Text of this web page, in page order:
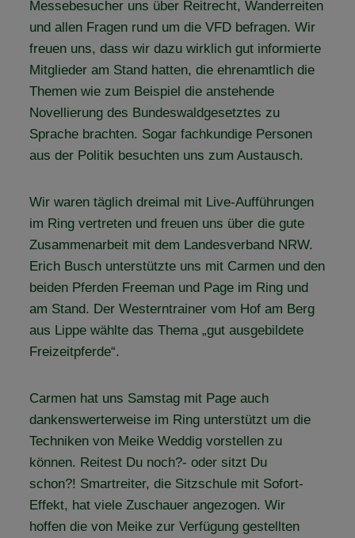
Messebesucher uns über Reitrecht, Wanderreiten
und allen Fragen rund um die VFD befragen. Wir
freuen uns, dass wir dazu wirklich gut informierte
Mitglieder am Stand hatten, die ehrenamtlich die
Themen wie zum Beispiel die anstehende
Novellierung des Bundeswaldgesetztes zu
Sprache brachten. Sogar fachkundige Personen
aus der Politik besuchten uns zum Austausch.
Wir waren täglich dreimal mit Live-Aufführungen
im Ring vertreten und freuen uns über die gute
Zusammenarbeit mit dem Landesverband NRW.
Erich Busch unterstützte uns mit Carmen und den
beiden Pferden Freeman und Page im Ring und
am Stand. Der Westerntrainer vom Hof am Berg
aus Lippe wählte das Thema „gut ausgebildete
Freizeitpferde“.
Carmen hat uns Samstag mit Page auch
dankenswerterweise im Ring unterstützt um die
Techniken von Meike Weddig vorstellen zu
können. Reitest Du noch?- oder sitzt Du
schon?! Smartreiter, die Sitzschule mit Sofort-
Effekt, hat viele Zuschauer angezogen. Wir
hoffen die von Meike zur Verfügung gestellten